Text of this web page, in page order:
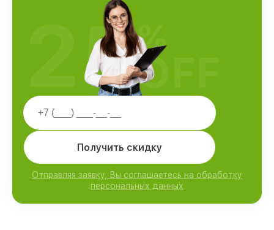
Получить скидку
Отправляя заявку, Вы соглашаетесь на обработку
персональных данных
25%
OFF